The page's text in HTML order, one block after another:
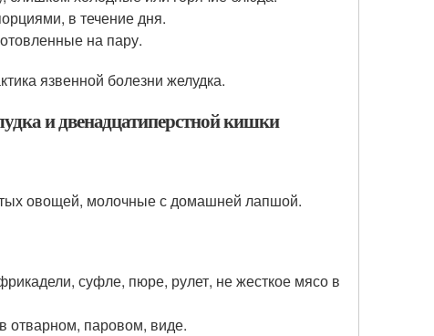
в течение дня.
на пару.
язвенной болезни желудка.
и двенадцатиперстной кишки
овощей, молочные с домашней лапшой.
суфле, пюре, рулет, не жесткое мясо в
отварном, паровом, виде.